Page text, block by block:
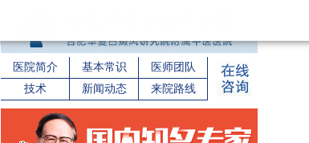
医院简介 基本常识
医师团队
技术
新闻动态 来院路线